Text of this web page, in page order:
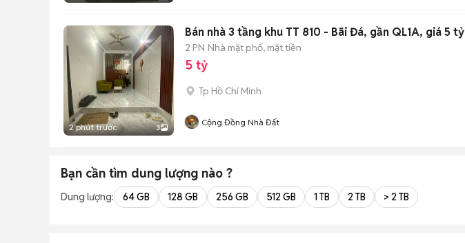
2 phút trước 3
Bán nhà 3 tầng khu TT 810 - Bãi Đá, gần QL1A, giá 5 tỷ
2 PN Nhà mặt phố, mặt tiền
5 tỷ
Tp Hồ Chí Minh
Cộng Đồng Nhà Đất
Bạn cần tìm dung lượng nào ?
Dung lượng: 64 GB 128 GB 256 GB 512 GB 1 TB 2 TB > 2 TB